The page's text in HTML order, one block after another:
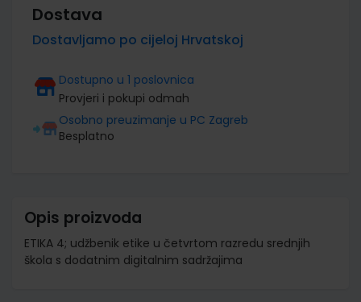
Dostava
Dostavljamo po cijeloj Hrvatskoj
Dostupno u 1 poslovnica
Provjeri i pokupi odmah
Osobno preuzimanje u PC Zagreb
Besplatno
Opis proizvoda
ETIKA 4; udžbenik etike u četvrtom razredu srednjih
škola s dodatnim digitalnim sadržajima